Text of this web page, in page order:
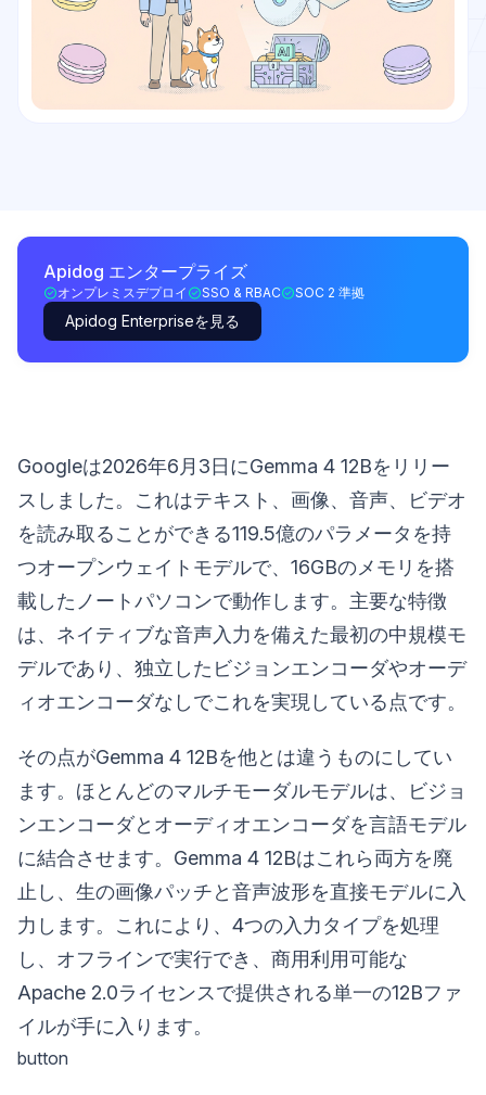
Apidog エンタープライズ
オンプレミスデプロイ SSO & RBAC SOC 2 準拠
Apidog Enterpriseを見る
Googleは2026年6月3日にGemma 4 12Bをリリー
スしました。これはテキスト、画像、音声、ビデオ
を読み取ることができる119.5億のパラメータを持
つオープンウェイトモデルで、16GBのメモリを搭
載したノートパソコンで動作します。主要な特徴
は、ネイティブな音声入力を備えた最初の中規模モ
デルであり、独立したビジョンエンコーダやオーデ
ィオエンコーダなしでこれを実現している点です。
その点がGemma 4 12Bを他とは違うものにしてい
ます。ほとんどのマルチモーダルモデルは、ビジョ
ンエンコーダとオーディオエンコーダを言語モデル
に結合させます。Gemma 4 12Bはこれら両方を廃
止し、生の画像パッチと音声波形を直接モデルに入
力します。これにより、4つの入力タイプを処理
し、オフラインで実行でき、商用利用可能な
Apache 2.0ライセンスで提供される単一の12Bファ
イルが手に入ります。
button